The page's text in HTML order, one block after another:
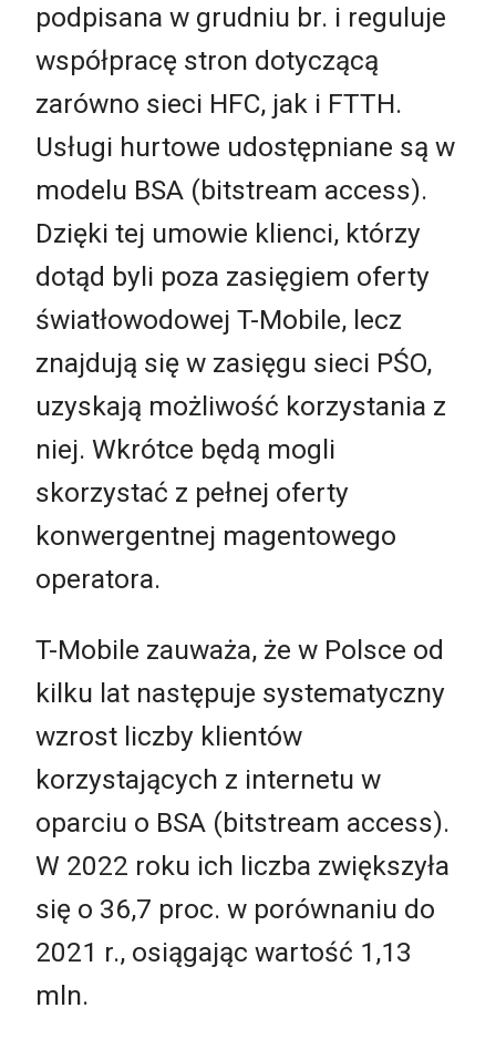
podpisana w grudniu br. i reguluje
współpracę stron dotyczącą
zarówno sieci HFC, jak i FTTH.
Usługi hurtowe udostępniane są w
modelu BSA (bitstream access).
Dzięki tej umowie klienci, którzy
dotąd byli poza zasięgiem oferty
światłowodowej T-Mobile, lecz
znajdują się w zasięgu sieci PŚO,
uzyskają możliwość korzystania z
niej. Wkrótce będą mogli
skorzystać z pełnej oferty
konwergentnej magentowego
operatora.
T-Mobile zauważa, że w Polsce od
kilku lat następuje systematyczny
wzrost liczby klientów
korzystających z internetu w
oparciu o BSA (bitstream access).
W 2022 roku ich liczba zwiększyła
się o 36,7 proc. w porównaniu do
2021 r., osiągając wartość 1,13
mln.